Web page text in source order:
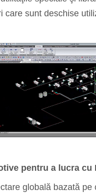
care sunt deschise
pentru a lucra cu
globală bazată pe